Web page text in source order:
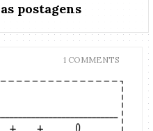
postagens
1 COMMENTS